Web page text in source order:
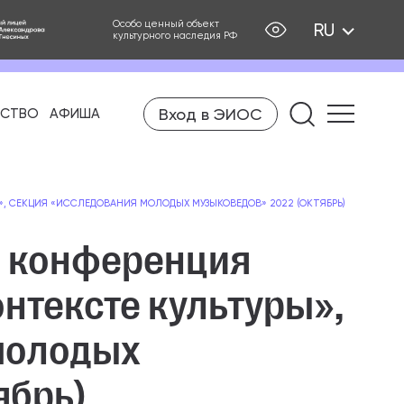
Особо ценный объект
культурного наследия РФ
RU
АФИША Вход в ЭИОС
Найти на
СЕКЦИЯ «ИССЛЕДОВАНИЯ МОЛОДЫХ МУЗЫКОВЕДОВ» 2022 (ОКТЯБРЬ)
культуры»,